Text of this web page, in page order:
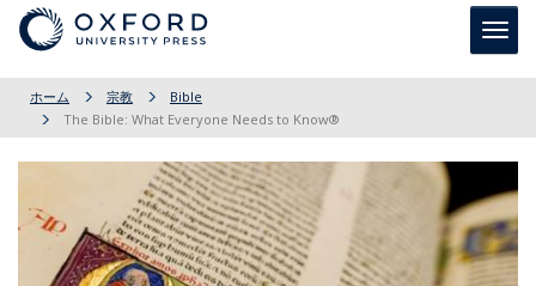
ホーム 宗教
Bible
The Bible: What Everyone Needs to Know®